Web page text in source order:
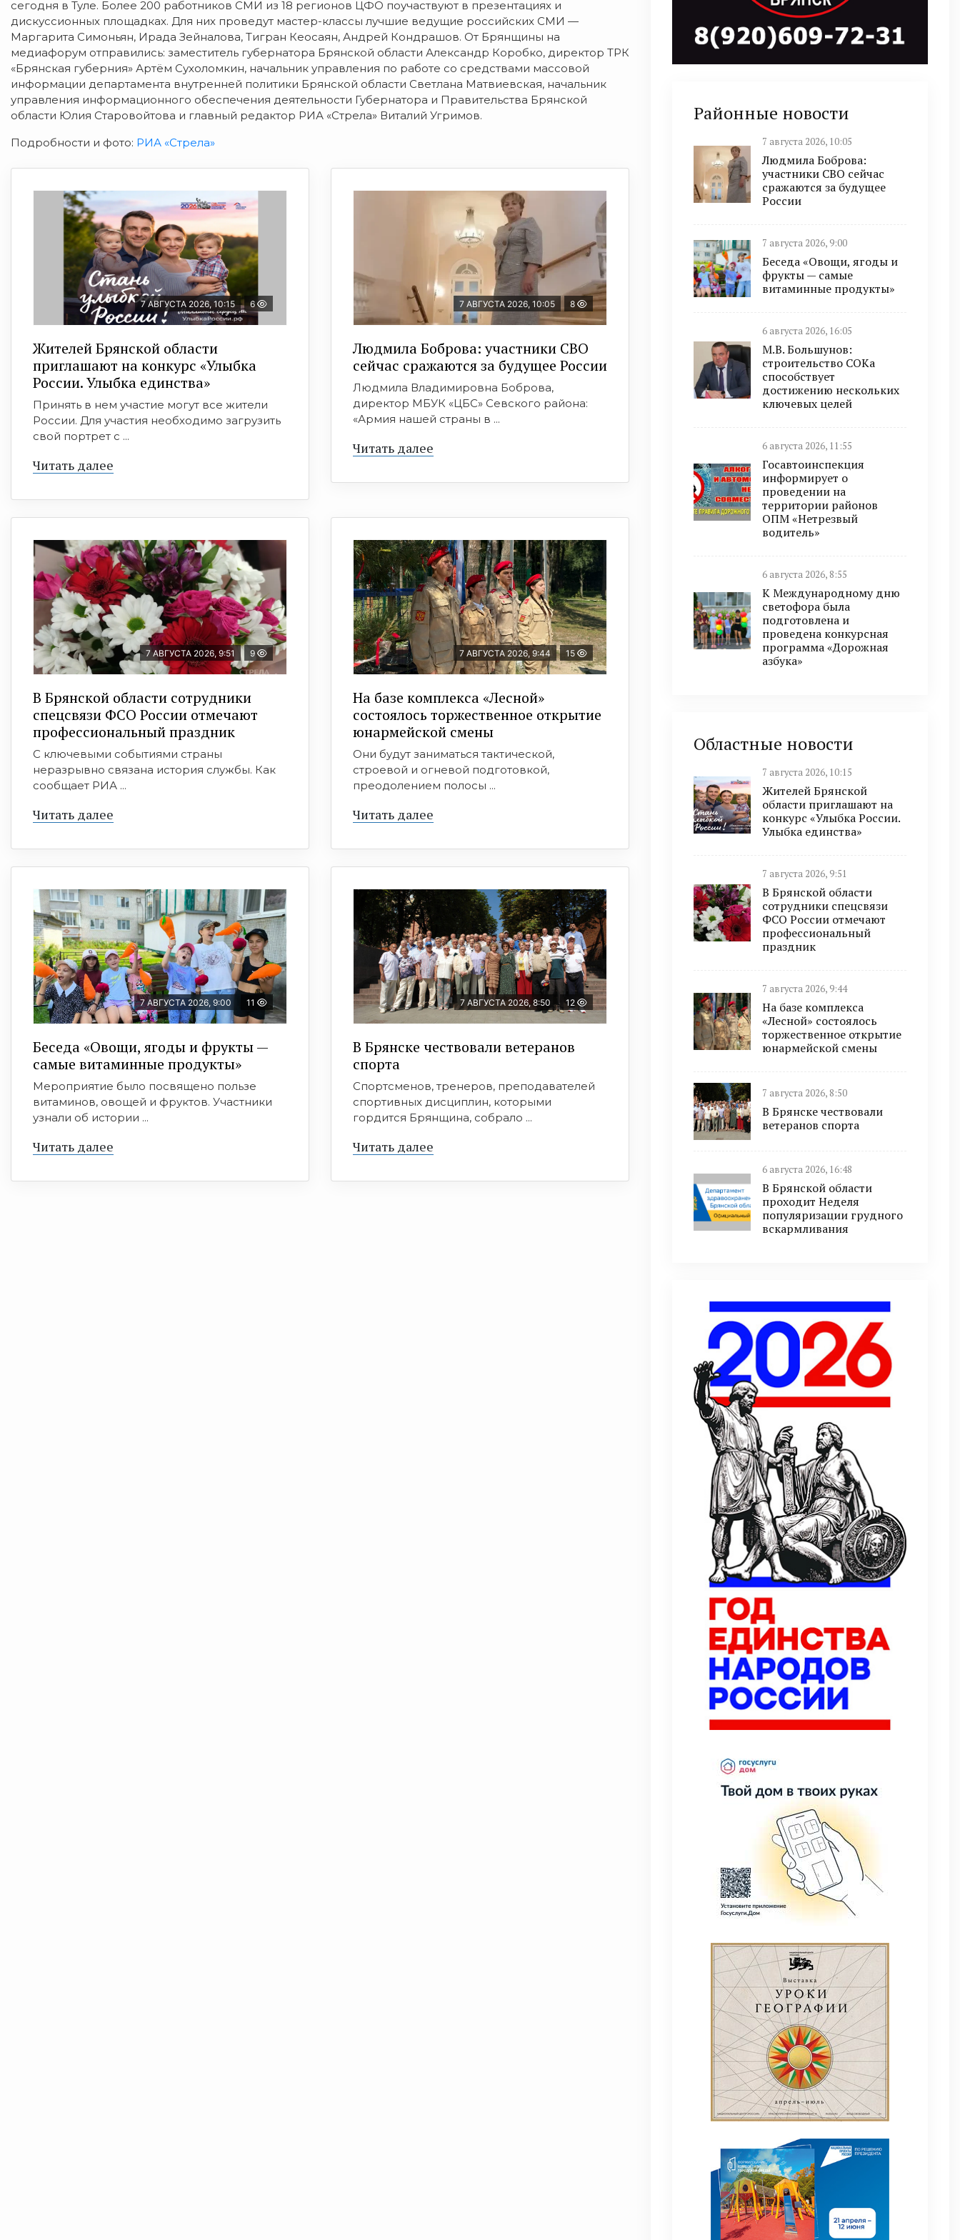
сегодня в Туле. Более 200 работников СМИ из 18 регионов ЦФО поучаствуют в презентациях и
дискуссионных площадках. Для них проведут мастер-классы лучшие ведущие российских СМИ —
Маргарита Симоньян, Ирада Зейналова, Тигран Кеосаян, Андрей Кондрашов. От Брянщины на
медиафорум отправились: заместитель губернатора Брянской области Александр Коробко, директор ТРК
«Брянская губерния» Артём Сухоломкин, начальник управления по работе со средствами массовой
информации департамента внутренней политики Брянской области Светлана Матвиевская, начальник
управления информационного обеспечения деятельности Губернатора и Правительства Брянской
области Юлия Старовойтова и главный редактор РИА «Стрела» Виталий Угримов.
Подробности и фото: РИА «Стрела»
7 АВГУСТА 2026, 10:15 6
Жителей Брянской области
приглашают на конкурс «Улыбка
России. Улыбка единства»
Принять в нем участие могут все жители
России. Для участия необходимо загрузить
свой портрет с ...
Читать далее
7 АВГУСТА 2026, 10:05 8
Людмила Боброва: участники СВО
сейчас сражаются за будущее России
Людмила Владимировна Боброва,
директор МБУК «ЦБС» Севского района:
«Армия нашей страны в ...
Читать далее
7 АВГУСТА 2026, 9:51 9
В Брянской области сотрудники
спецсвязи ФСО России отмечают
профессиональный праздник
С ключевыми событиями страны
неразрывно связана история службы. Как
сообщает РИА ...
Читать далее
7 АВГУСТА 2026, 9:44 15
На базе комплекса «Лесной»
состоялось торжественное открытие
юнармейской смены
Они будут заниматься тактической,
строевой и огневой подготовкой,
преодолением полосы ...
Читать далее
7 АВГУСТА 2026, 9:00 11
Беседа «Овощи, ягоды и фрукты —
самые витаминные продукты»
Мероприятие было посвящено пользе
витаминов, овощей и фруктов. Участники
узнали об истории ...
Читать далее
7 АВГУСТА 2026, 8:50 12
В Брянске чествовали ветеранов
спорта
Спортсменов, тренеров, преподавателей
спортивных дисциплин, которыми
гордится Брянщина, собрало ...
Читать далее
Районные новости
7 августа 2026, 10:05
Людмила Боброва:
участники СВО сейчас
сражаются за будущее
России
7 августа 2026, 9:00
Беседа «Овощи, ягоды и
фрукты — самые
витаминные продукты»
6 августа 2026, 16:05
М.В. Большунов:
строительство СОКа
способствует
достижению нескольких
ключевых целей
6 августа 2026, 11:55
Госавтоинспекция
информирует о
проведении на
территории районов
ОПМ «Нетрезвый
водитель»
6 августа 2026, 8:55
К Международному дню
светофора была
подготовлена и
проведена конкурсная
программа «Дорожная
азбука»
Областные новости
7 августа 2026, 10:15
Жителей Брянской
области приглашают на
конкурс «Улыбка России.
Улыбка единства»
7 августа 2026, 9:51
В Брянской области
сотрудники спецсвязи
ФСО России отмечают
профессиональный
праздник
7 августа 2026, 9:44
На базе комплекса
«Лесной» состоялось
торжественное открытие
юнармейской смены
7 августа 2026, 8:50
В Брянске чествовали
ветеранов спорта
6 августа 2026, 16:48
В Брянской области
проходит Неделя
популяризации грудного
вскармливания